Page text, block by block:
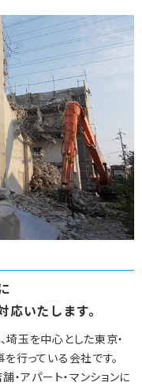
いたします。
玉を中心とした東京・
行っている会社です。
・アパート・マンションに